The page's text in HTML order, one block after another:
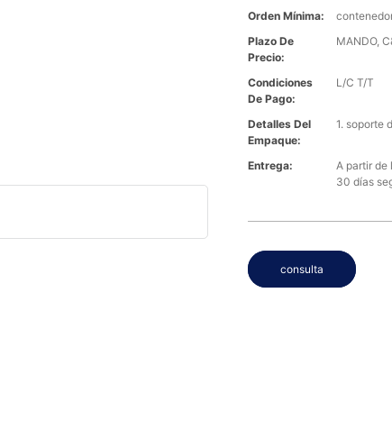
Orden Mínima:
Plazo De
Precio:
MANDO,
Condiciones
De Pago:
L/C T/T
Detalles Del
Empaque:
1. soporte
Entrega:
A partir de
30 días
consulta